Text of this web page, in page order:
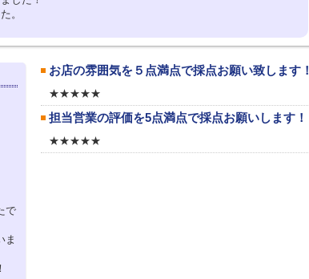
。
で
ま
お店の雰囲気を５点満点で採点お願い致します！
★★★★★
担当営業の評価を5点満点で採点お願いします！
★★★★★